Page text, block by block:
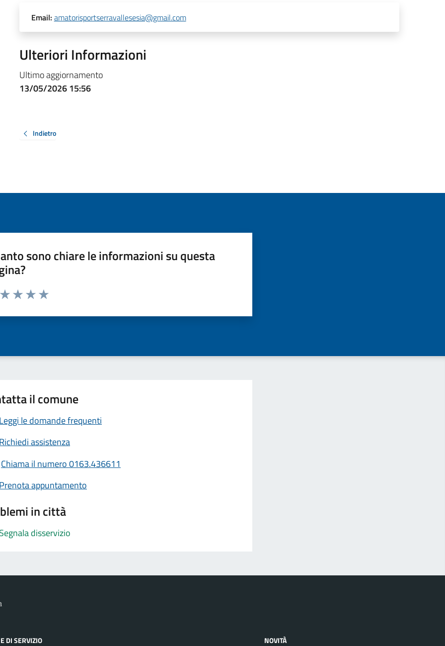
Email: amatorisportserravallesesia@gmail.com
Ulteriori Informazioni
Ultimo aggiornamento
13/05/2026 15:56
Indietro
sono chiare le informazioni su questa
da 1 a 5 stelle la pagina
il comune
le domande frequenti
assistenza
Chiama il numero 0163.436611
appuntamento
in città
disservizio
DI SERVIZIO NOVITÀ